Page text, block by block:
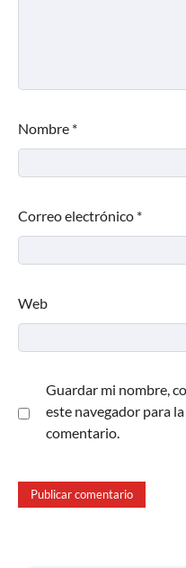
Nombre *
Correo electrónico *
Web
Guardar mi nombre,
este navegador para
comentario.